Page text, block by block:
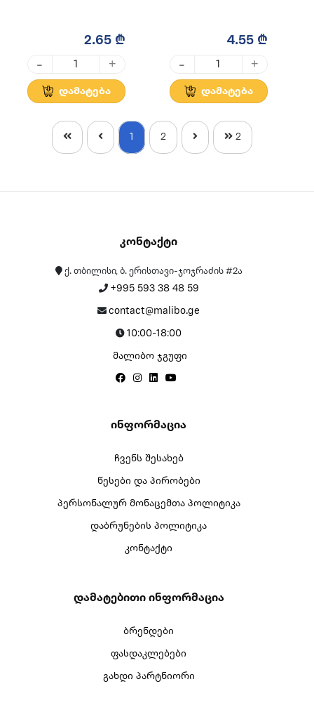
2.65 ₾
- +
დამატება
4.55 ₾
- +
დამატება
1 2 2
Კონტაქტი
ქ. თბილისი, ბ. ერისთავი-ჯოჯრაძის #2ა
+995 593 38 48 59
contact@malibo.ge
10:00-18:00
მალიბო ჯგუფი
Ინფორმაცია
ჩვენს შესახებ
წესები და პირობები
პერსონალურ მონაცემთა პოლიტიკა
დაბრუნების პოლიტიკა
კონტაქტი
Დამატებითი Ინფორმაცია
ბრენდები
ფასდაკლებები
გახდი პარტნიორი